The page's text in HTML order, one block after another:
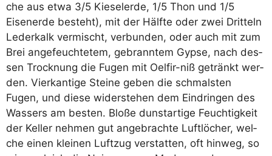
che aus etwa 3/​5 Kie­sel­er­de, 1/​5 Thon und 1/​5
Eisen­er­de besteht), mit der Hälf­te oder zwei Drit­teln
Leder­kalk ver­mischt, ver­bun­den, oder auch mit zum
Brei ange­feuch­te­tem, gebrann­tem Gyp­se, nach des­
sen Trock­nung die Fugen mit Oel­fir-niß getränkt wer­
den. Vier­kan­ti­ge Stei­ne geben die schmals­ten
Fugen, und die­se wider­ste­hen dem Ein­drin­gen des
Was­sers am bes­ten. Blo­ße dunst­ar­ti­ge Feuch­tig­keit
der Kel­ler neh­men gut ange­brach­te Luft­lö­cher, wel­
che einen klei­nen Luft­zug ver­stat­ten, oft hin­weg, so